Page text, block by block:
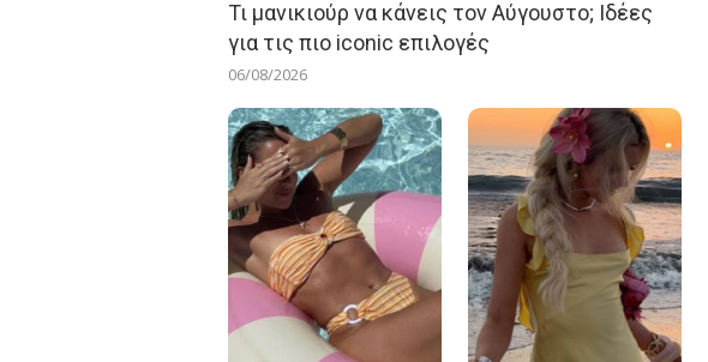
Τι μανικιούρ να κάνεις τον Αύγουστο; Ιδέες
για τις πιο iconic επιλογές
06/08/2026